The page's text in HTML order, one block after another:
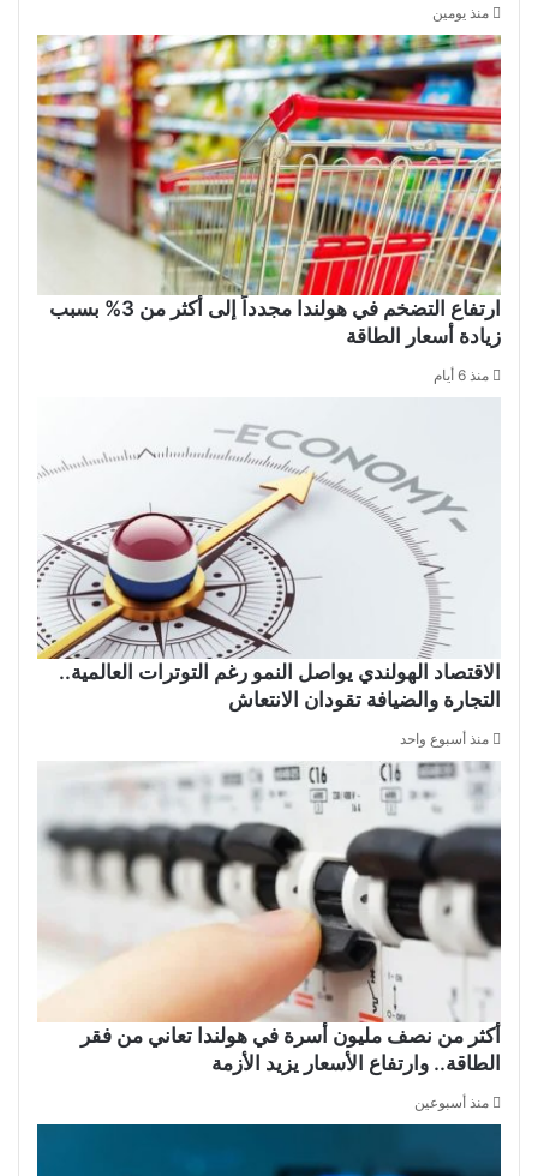
منذ يومين
ارتفاع التضخم في هولندا مجدداً إلى أكثر من 3% بسبب
زيادة أسعار الطاقة
منذ 6 أيام
الاقتصاد الهولندي يواصل النمو رغم التوترات العالمية..
التجارة والضيافة تقودان الانتعاش
منذ أسبوع واحد
أكثر من نصف مليون أسرة في هولندا تعاني من فقر
الطاقة.. وارتفاع الأسعار يزيد الأزمة
منذ أسبوعين